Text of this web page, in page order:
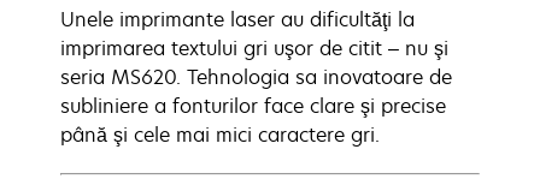
Unele imprimante laser au dificultăţi la
imprimarea textului gri uşor de citit – nu şi
seria MS620. Tehnologia sa inovatoare de
subliniere a fonturilor face clare şi precise
până şi cele mai mici caractere gri.